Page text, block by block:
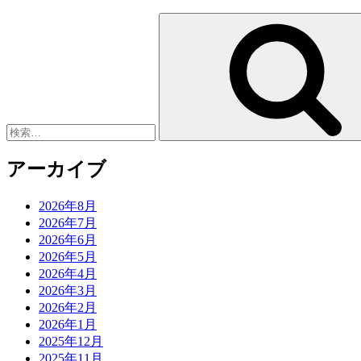
アーカイブ
2026年8月
2026年7月
2026年6月
2026年5月
2026年4月
2026年3月
2026年2月
2026年1月
2025年12月